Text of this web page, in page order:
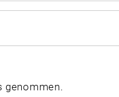
genommen.